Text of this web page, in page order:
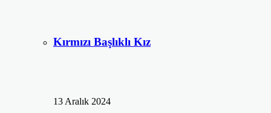
Kırmızı Başlıklı Kız
13 Aralık 2024